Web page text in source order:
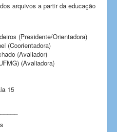
arquivos a partir da educação
(Presidente/Orientadora)
(Coorientadora)
(Avaliador)
(Avaliadora)
15